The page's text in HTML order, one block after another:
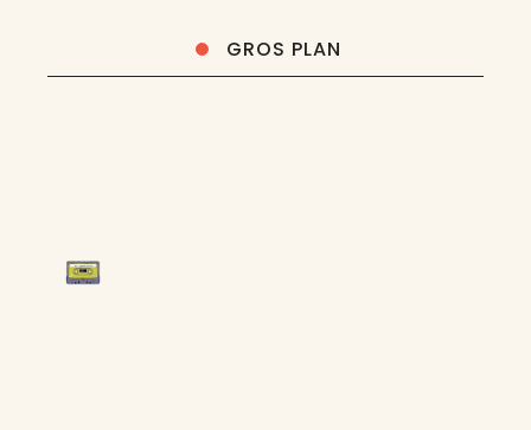
GROS PLAN